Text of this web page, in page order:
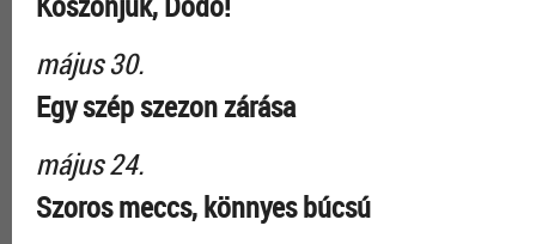
május 30.
Egy szép szezon zárása
május 24.
Szoros meccs, könnyes búcsú